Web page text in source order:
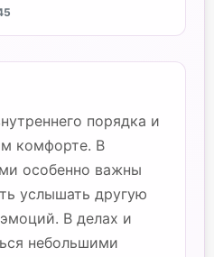
порядка и
комфорте. В
особенно важны
услышать другую
В делах и
небольшими